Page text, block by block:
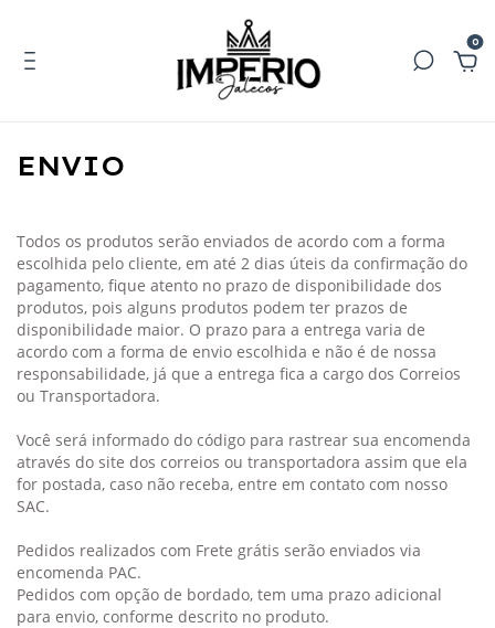
0
ENVIO
Todos os produtos serão enviados de acordo com a forma
escolhida pelo cliente, em até 2 dias úteis da confirmação do
pagamento, fique atento no prazo de disponibilidade dos
produtos, pois alguns produtos podem ter prazos de
disponibilidade maior. O prazo para a entrega varia de
acordo com a forma de envio escolhida e não é de nossa
responsabilidade, já que a entrega fica a cargo dos Correios
ou Transportadora.
Você será informado do código para rastrear sua encomenda
através do site dos correios ou transportadora assim que ela
for postada, caso não receba, entre em contato com nosso
SAC.
Pedidos realizados com Frete grátis serão enviados via
encomenda PAC.
Pedidos com opção de bordado, tem uma prazo adicional
para envio, conforme descrito no produto.